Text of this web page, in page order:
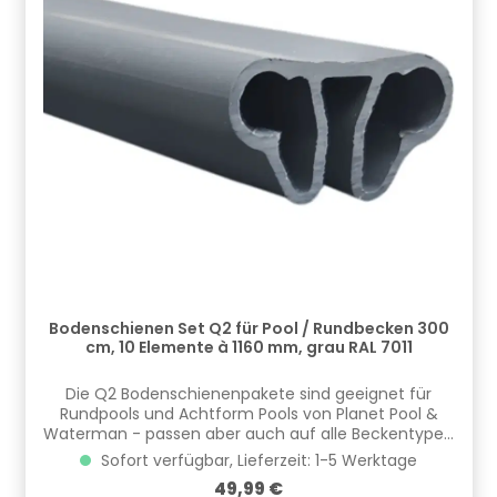
Bodenschienen Set Q2 für Pool / Rundbecken 300
cm, 10 Elemente à 1160 mm, grau RAL 7011
​​Die Q2 Bodenschienenpakete sind geeignet für
Rundpools und Achtform Pools von Planet Pool &
Waterman - passen aber auch auf alle Beckentypen
anderer Hersteller! Es handelt sich um hochwertige
PVC-Kunststoffprofile passend für die
Sofort verfügbar, Lieferzeit: 1-5 Werktage
Regulärer Preis:
49,99 €